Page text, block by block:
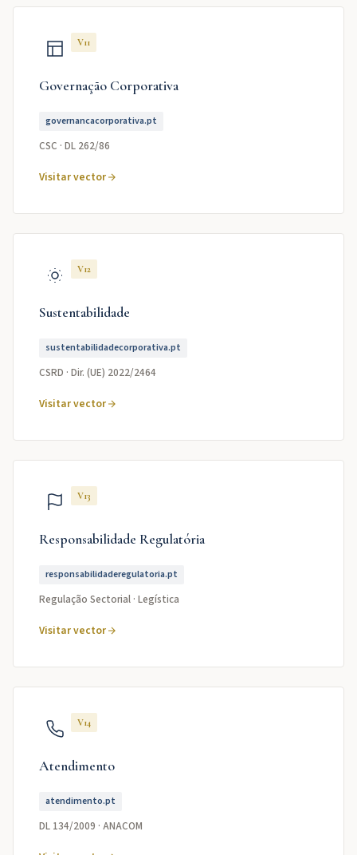
V11
Governação Corporativa
governancacorporativa.pt
CSC · DL 262/86
Visitar vector
V12
Sustentabilidade
sustentabilidadecorporativa.pt
CSRD · Dir. (UE) 2022/2464
Visitar vector
V13
Responsabilidade Regulatória
responsabilidaderegulatoria.pt
Regulação Sectorial · Legística
Visitar vector
V14
Atendimento
atendimento.pt
DL 134/2009 · ANACOM